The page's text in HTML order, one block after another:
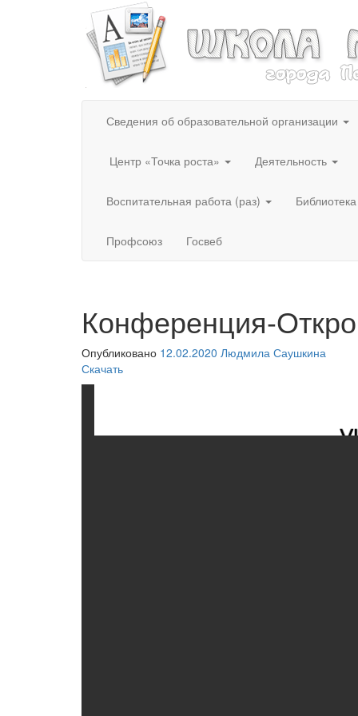
Сведения об образовательной организации
Центр «Точка роста» Деятельность
Воспитательная работа (раз) Библиотека
Профсоюз Госвеб
Конференция-
Опубликовано 12.02.2020 Людмила Саушкина
Скачать